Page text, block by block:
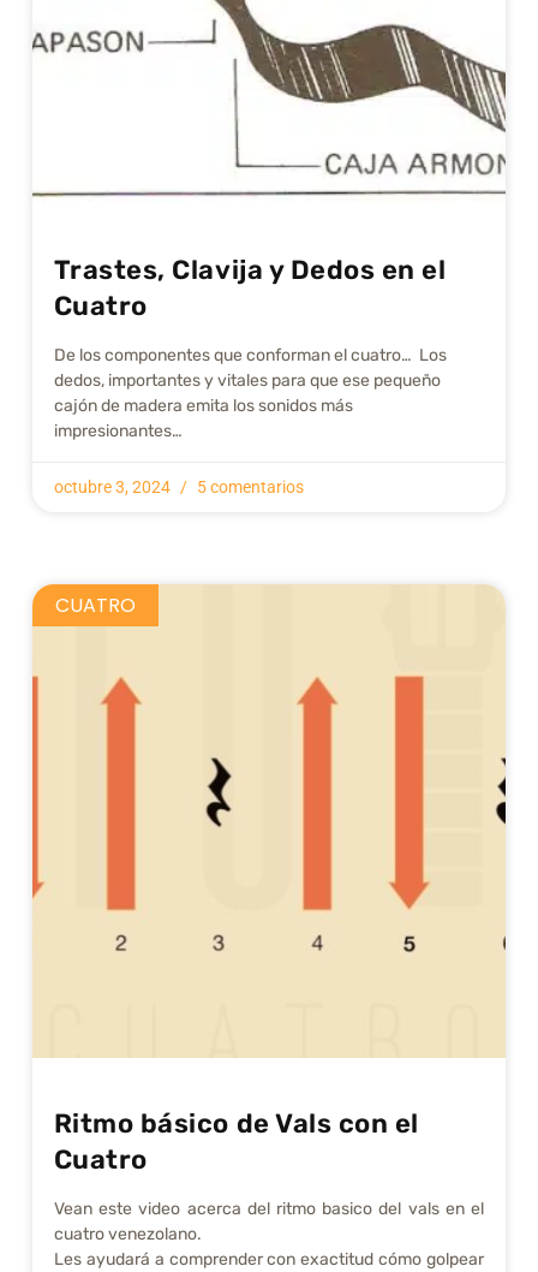
Trastes, Clavija y Dedos en el
Cuatro
De los componentes que conforman el cuatro… Los
dedos, importantes y vitales para que ese pequeño
cajón de madera emita los sonidos más
impresionantes…
octubre 3, 2024 5 comentarios
CUATRO
Ritmo básico de Vals con el
Cuatro
Vean este video acerca del ritmo basico del vals en el
cuatro venezolano.
Les ayudará a comprender con exactitud cómo golpear